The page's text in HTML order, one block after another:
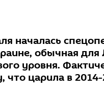
началась
обычная
уровня.
царила в